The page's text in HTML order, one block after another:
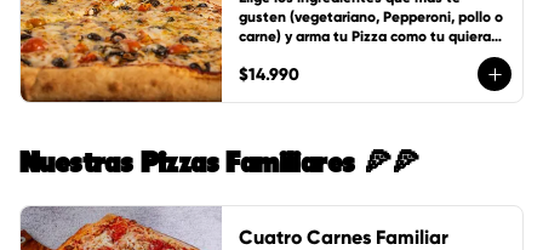
gusten (vegetariano, Pepperoni, pollo o
carne) y arma tu Pizza como tu quieras,
$14.990
Nuestras Pizzas Familiares 🍕🍕
Cuatro Carnes Familiar